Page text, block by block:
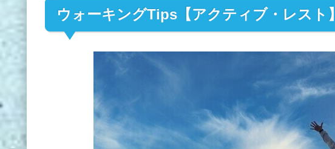
ウォーキングTips【アクティブ・レスト】